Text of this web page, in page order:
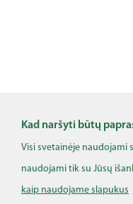
Kad naršyti būtų
Visi svetainėje naudojami
naudojami tik su Jūsų
kaip naudojame slapukus